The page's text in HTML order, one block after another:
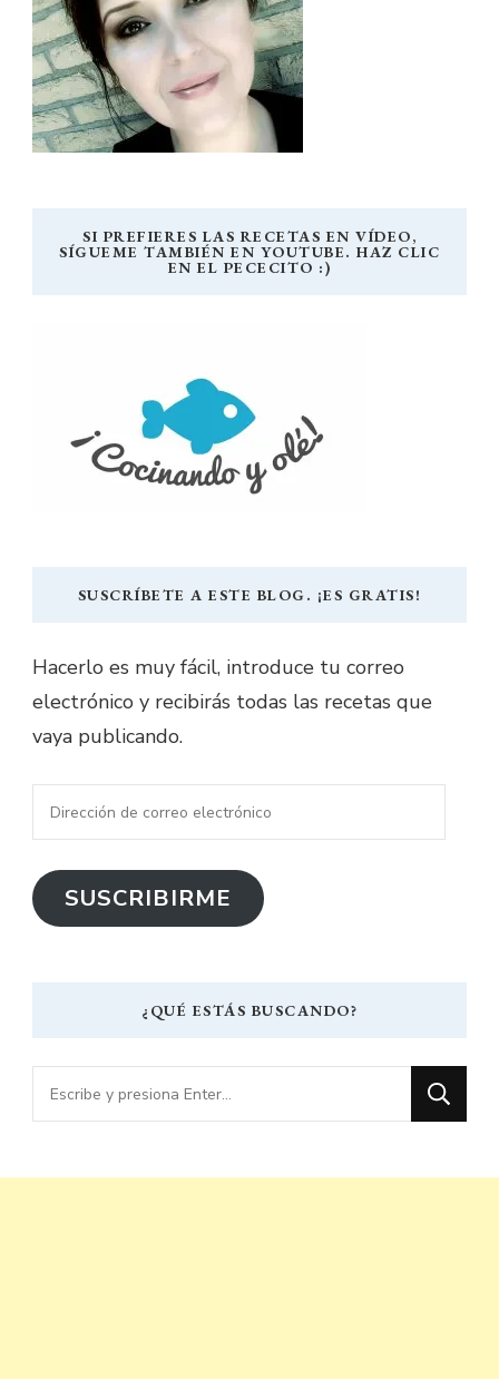
SI PREFIERES LAS RECETAS EN VÍDEO,
SÍGUEME TAMBIÉN EN YOUTUBE. HAZ CLIC
EN EL PECECITO :)
SUSCRÍBETE A ESTE BLOG. ¡ES GRATIS!
Hacerlo es muy fácil, introduce tu correo
electrónico y recibirás todas las recetas que
vaya publicando.
Dirección
de
correo
electrónico
SUSCRIBIRME
¿QUÉ ESTÁS BUSCANDO?
¿Buscas
algo?